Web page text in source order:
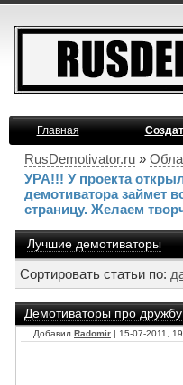
Главная
RusDemotivator.ru »
УРА!!! У проекта
демотиватора займет
страницу. Желаем
Лучшие демотиваторы
Сортировать статьи по:
Демотиваторы про дружбу
Добавил Radomir | 15-07-2011,